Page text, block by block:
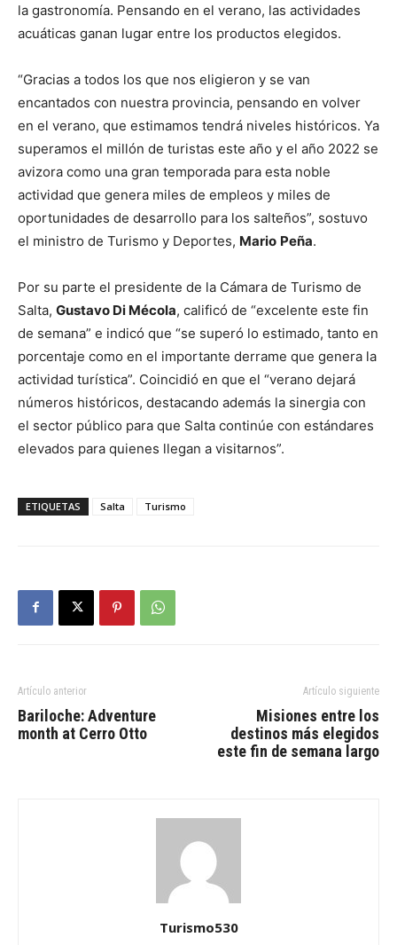
la gastronomía. Pensando en el verano, las actividades
acuáticas ganan lugar entre los productos elegidos.
“Gracias a todos los que nos eligieron y se van
encantados con nuestra provincia, pensando en volver
en el verano, que estimamos tendrá niveles históricos. Ya
superamos el millón de turistas este año y el año 2022 se
avizora como una gran temporada para esta noble
actividad que genera miles de empleos y miles de
oportunidades de desarrollo para los salteños”, sostuvo
el ministro de Turismo y Deportes, Mario Peña.
Por su parte el presidente de la Cámara de Turismo de
Salta, Gustavo Di Mécola, calificó de “excelente este fin
de semana” e indicó que “se superó lo estimado, tanto en
porcentaje como en el importante derrame que genera la
actividad turística”. Coincidió en que el “verano dejará
números históricos, destacando además la sinergia con
el sector público para que Salta continúe con estándares
elevados para quienes llegan a visitarnos”.
ETIQUETAS Salta Turismo
Artículo anterior
Bariloche: Adventure
month at Cerro Otto
Artículo siguiente
Misiones entre los
destinos más elegidos
este fin de semana largo
Turismo530